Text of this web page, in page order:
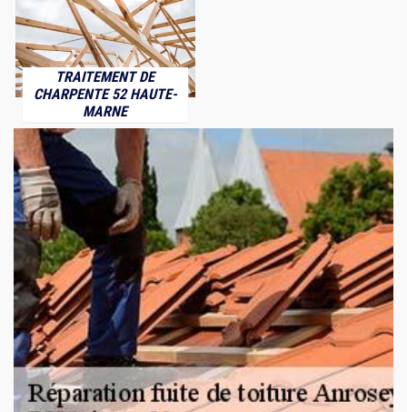
TRAITEMENT DE
CHARPENTE 52 HAUTE-
MARNE